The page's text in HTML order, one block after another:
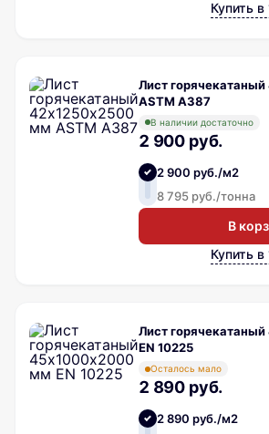
Купить в
Лист
ASTM A387
В наличии достаточно
2 900 руб.
2 900 руб./м2
8 795 руб./тонна
В
Купить в
Лист
EN 10225
Осталось мало
2 890 руб.
2 890 руб./м2